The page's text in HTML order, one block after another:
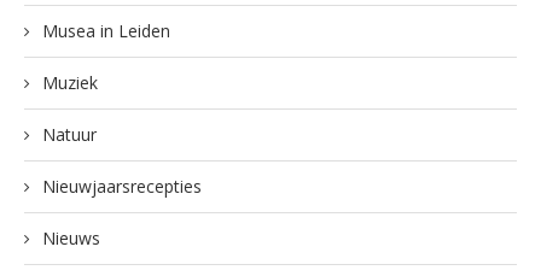
Musea in Leiden
Muziek
Natuur
Nieuwjaarsrecepties
Nieuws